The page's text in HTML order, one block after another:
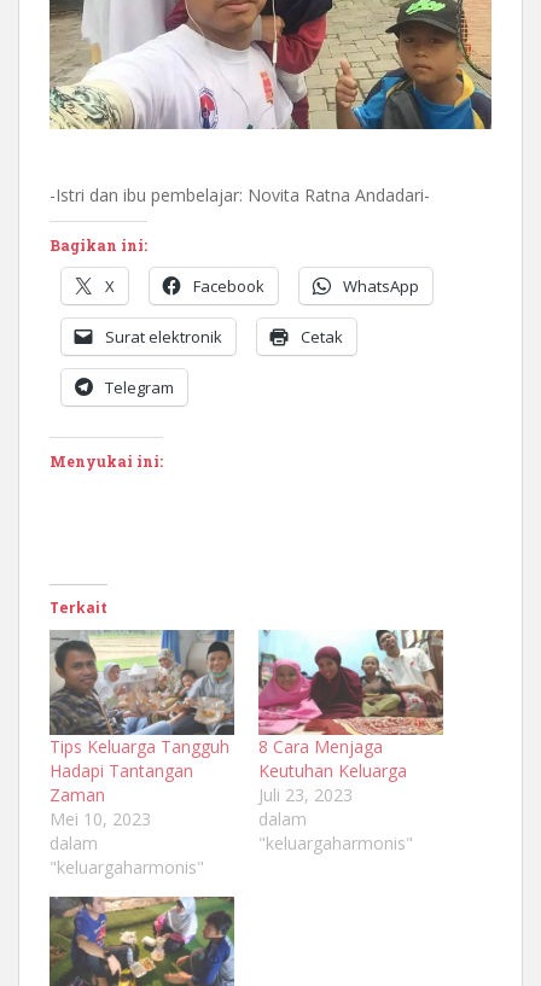
-Istri dan ibu pembelajar: Novita Ratna Andadari-
Bagikan ini:
X Facebook WhatsApp
Surat elektronik Cetak
Telegram
Menyukai ini:
Terkait
Tips Keluarga Tangguh
Hadapi Tantangan
Zaman
Mei 10, 2023
dalam
"keluargaharmonis"
8 Cara Menjaga
Keutuhan Keluarga
Juli 23, 2023
dalam
"keluargaharmonis"